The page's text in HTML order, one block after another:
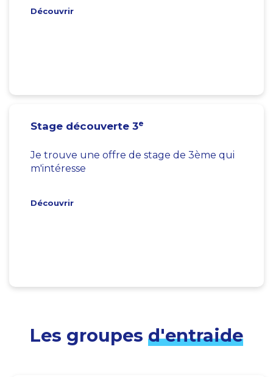
Découvrir
Stage découverte 3e
Je trouve une offre de stage de 3ème qui
m'intéresse
Découvrir
Les groupes d'entraide